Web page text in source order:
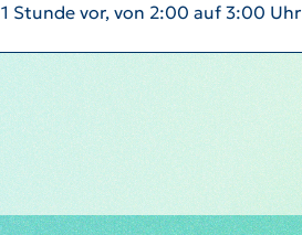
1 Stunde vor, von 2:00 auf 3:00 Uhr